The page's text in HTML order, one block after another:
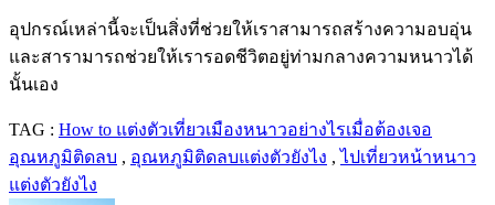
อุปกรณ์เหล่านี้จะเป็นสิ่งที่ช่วยให้เราสามารถสร้างความอบอุ่น
และสารามารถช่วยให้เรารอดชีวิตอยู่ท่ามกลางความหนาวได้
นั้นเอง
TAG : How to แต่งตัวเที่ยวเมืองหนาวอย่างไรเมื่อต้องเจอ
อุณหภูมิติดลบ , อุณหภูมิติดลบแต่งตัวยังไง ,ไปเที่ยวหน้าหนาว
แต่งตัวยังไง